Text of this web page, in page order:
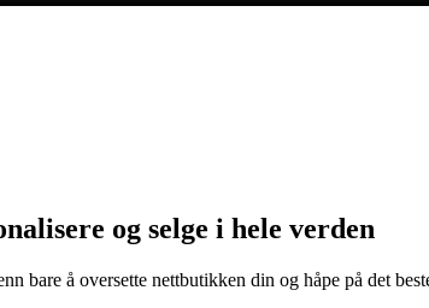
og selge i hele verden
bare å oversette nettbutikken din og håpe på det